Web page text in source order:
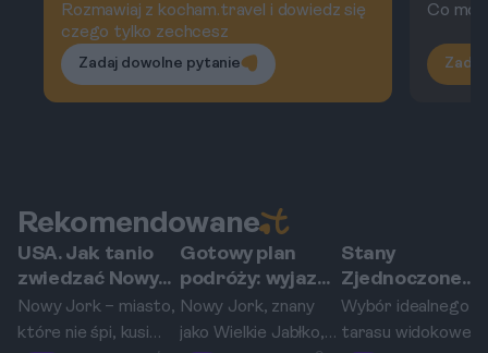
Rozmawiaj z kocham.travel i dowiedz się
czego tylko zechcesz
Zadaj dowolne pytanie
Co
Rekomendowane
Nowy Jork
USA. Jak tanio
zwiedzać Nowy
Jork? Darmowe
atrakcje i karty
Nowy Jork – miasto,
które nie śpi, kusi
Nowy Jork
Gotowy plan
podróży: wyjazd
do Nowego
Jorku (USA) na 5
Nowy Jork, znany
jako Wielkie Jabłko,
Nowy Jork
Stany
Zjednoczone.
Który taras
widokowy w
Wybór idealnego
tarasu